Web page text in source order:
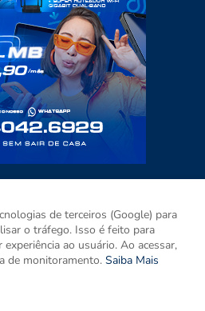
de terceiros (Google) para
o tráfego. Isso é feito para
ao usuário. Ao acessar,
de monitoramento. Saiba Mais